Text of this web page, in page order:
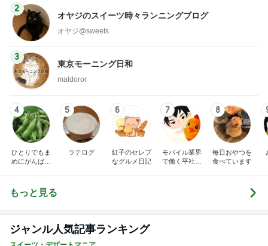
2
オヤジのスイーツ時々ランニングブログ
オヤジ@sweets
3
東京モーニング日和
maldoror
4
ひとりでもま
めにがんばる
5
ラテログ
6
紅子のセレブ
なグルメ日記
7
モバイル業界
で働く平社員
8
毎日おやつを
食べています
もっと見る
ジャンル人気記事ランキング